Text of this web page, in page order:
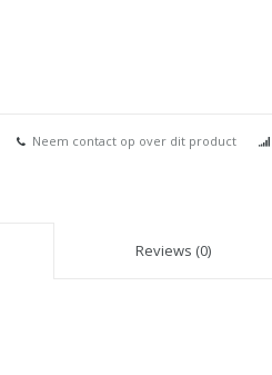
Neem contact op over dit product
Reviews (0)